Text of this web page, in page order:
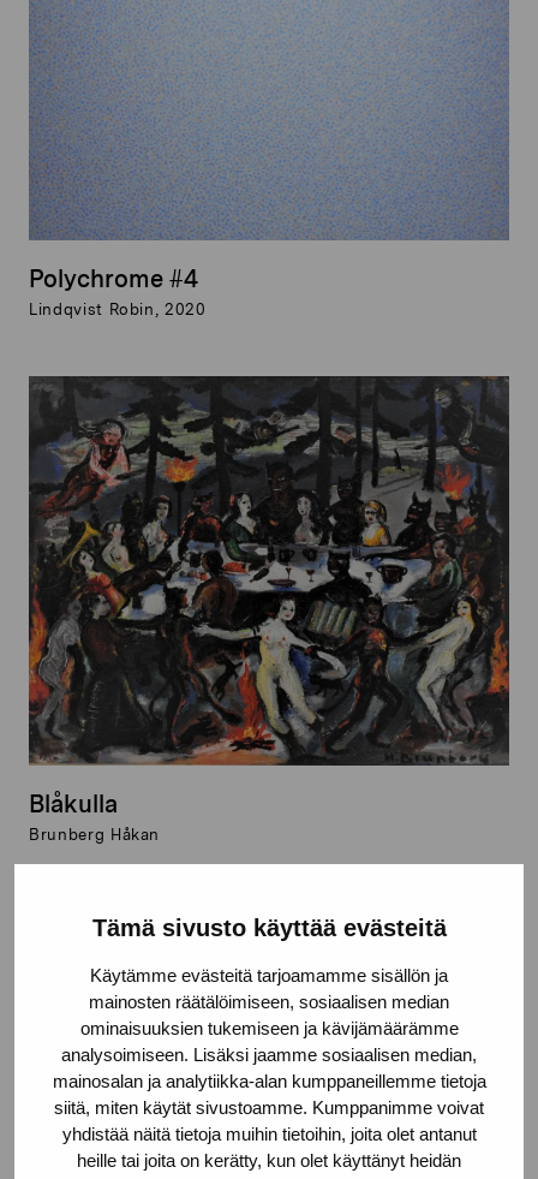
Tämä sivusto käyttää evästeitä
Käytämme evästeitä tarjoamamme sisällön ja
mainosten räätälöimiseen, sosiaalisen median
ominaisuuksien tukemiseen ja kävijämäärämme
analysoimiseen. Lisäksi jaamme sosiaalisen median,
mainosalan ja analytiikka-alan kumppaneillemme tietoja
siitä, miten käytät sivustoamme. Kumppanimme voivat
yhdistää näitä tietoja muihin tietoihin, joita olet antanut
heille tai joita on kerätty, kun olet käyttänyt heidän
Polychrome #4
Lindqvist Robin, 2020
Blåkulla
Brunberg Håkan